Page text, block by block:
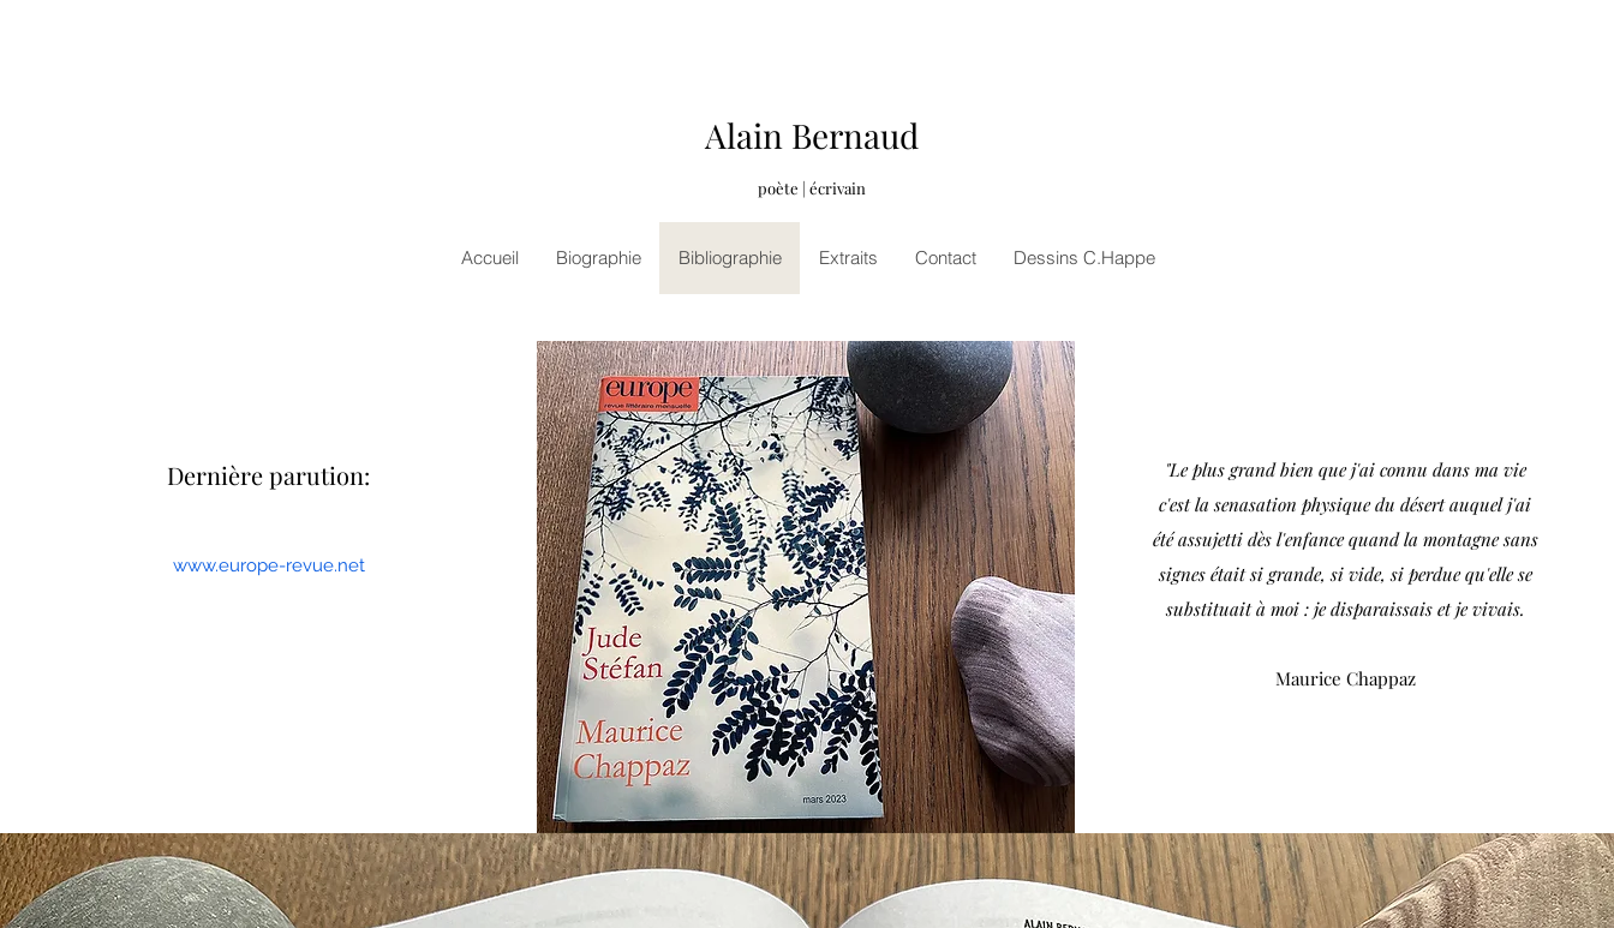
Alain Bernaud
poète | écrivain
Accueil Biographie Bibliographie Extraits Contact Dessins C.Happe
Dernière parution:
www.europe-revue.net
"Le plus grand bien que j'ai connu dans ma vie
c'est la senasation physique du désert auquel j'ai
été assujetti dès l'enfance quand la montagne sans
signes était si grande, si vide, si perdue qu'elle se
substituait à moi : je disparaissais et je vivais.
Maurice Chappaz